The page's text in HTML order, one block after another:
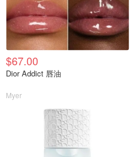
$67.00
Dior Addict 唇油
Myer